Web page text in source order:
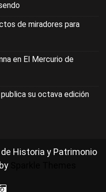
de miradores para
en El Mercurio de
su octava edición
Historia y Patrimonio